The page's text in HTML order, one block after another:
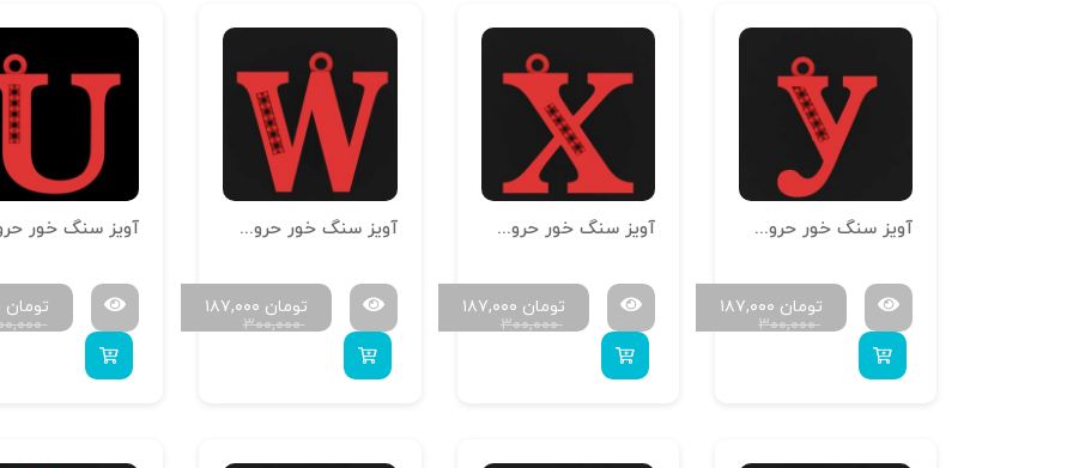
آویز سنگ خور حروف سایز کوچک H-MAYA-S-25
۳۰۰,۰۰۰
۱۸۷,۰۰۰ تومان
آویز سنگ خور حروف سایز کوچک H-MAYA-S-24
۳۰۰,۰۰۰
۱۸۷,۰۰۰ تومان
آویز سنگ خور حروف سایز کوچک H-MAYA-S-23
۳۰۰,۰۰۰
۱۸۷,۰۰۰ تومان تومان